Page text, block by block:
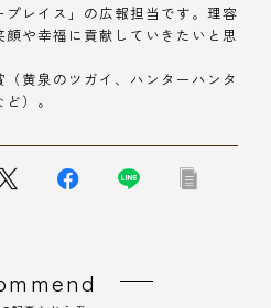
レイス」の広報担当です。理容
や幸福に貢献していきたいと思
黄泉のツガイ、ハンターハンタ
）。